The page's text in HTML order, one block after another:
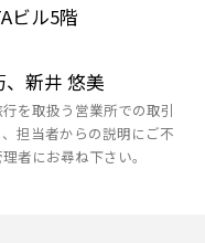
ビル5階
新井 悠美
を取扱う営業所での取引
担当者からの説明にご不
者にお尋ね下さい。